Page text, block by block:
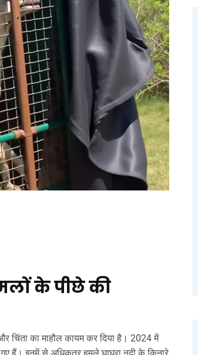
के पीछे की
चिंता का माहौल कायम कर दिया है। 2024 में
हैं। इनमें से अधिकतर हमले घाघरा नदी के किनारे